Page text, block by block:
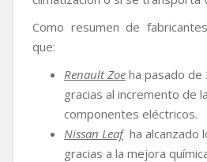
Como resumen de
que:
Renault Zoe ha pasado
gracias al incremento de
componentes eléctricos.
Nissan Leafha alcanzado
gracias a la mejora